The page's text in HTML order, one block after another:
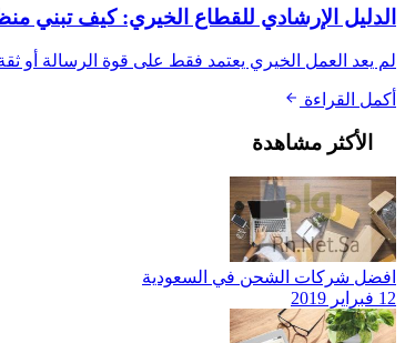
الدليل الإرشادي للقطاع الخيري: كيف تبني
لم يعد العمل الخيري يعتمد فقط على قوة الرسالة أو
أكمل القراءة
الأكثر مشاهدة
افضل شركات الشحن في السعودية
12 فبراير 2019